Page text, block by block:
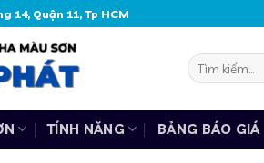
14, Quận 11, Tp HCM
Tìm
kiếm:
TÍNH NĂNG BẢNG BÁO GIÁ